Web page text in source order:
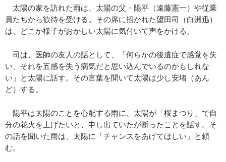
太陽の家を訪れた雨は、太陽の父・陽平（遠藤憲一）や従業
員たちから歓待を受ける。その席に招かれた望田司（白洲迅）
は、どこか様子がおかしい太陽に気付いて声をかける。
司は、医師の友人の話として、「何らかの後遺症で感覚を失
い、それを五感を失う病気だと思い込んでいるのかもしれな
い」と太陽に話す。その言葉を聞いて太陽は少し安堵（あん
ど）する。
陽平は太陽のことを心配する雨に、太陽が「桜まつり」で自
分の花火を上げたいと、申し出ていたが断ったことを話す。そ
の話を聞いた雨は、太陽に「チャンスをあげてほしい」と頼
む。